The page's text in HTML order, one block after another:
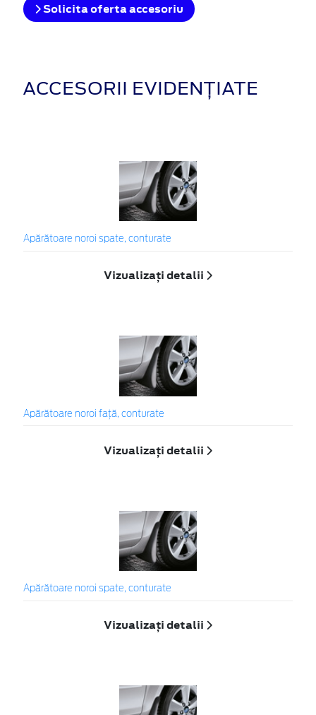
Solicita oferta accesoriu
ACCESORII EVIDENȚIATE
Apărătoare noroi spate, conturate
Vizualizați detalii
Apărătoare noroi faţă, conturate
Vizualizați detalii
Apărătoare noroi spate, conturate
Vizualizați detalii